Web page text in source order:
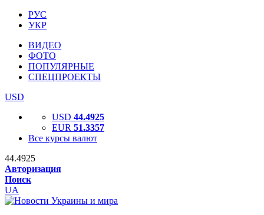
РУС
УКР
ВИДЕО
ФОТО
ПОПУЛЯРНЫЕ
СПЕЦПРОЕКТЫ
USD
USD 44.4925
EUR 51.3357
Все курсы валют
44.4925
Авторизация
Поиск
UA